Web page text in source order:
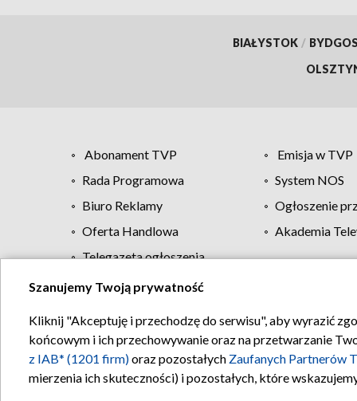
BIAŁYSTOK /
Abonament TVP
Emisja w TVP
Rada Programowa
System NOS
Biuro Reklamy
Ogłoszenie
Oferta Handlowa
Akademia
Telegazeta ogłoszenia
Regulamin TVP
Szanujemy Twoją prywatność
Kliknij "Akceptuję i przechodzę do serwisu", aby wyrazić
końcowym i ich przechowywanie oraz na przetwarzanie
z IAB* (1201 firm)oraz pozostałych Zaufanych Partnerów
mierzenia ich skuteczności) i pozostałych, które